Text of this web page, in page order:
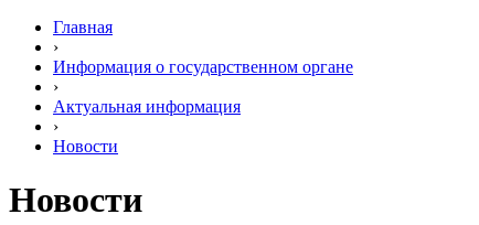
Главная
›
Информация о государственном органе
›
Актуальная информация
›
Новости
Новости